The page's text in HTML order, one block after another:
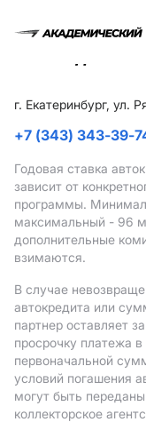
г. Екатеринбург, ул.
+7 (343) 343-39-
Годовая ставка
зависит от
программы.
максимальный - 96
дополнительные
взимаются.
В случае
автокредита или
партнер оставляет
просрочку платежа
первоначальной
условий погашения
могут быть
коллекторское